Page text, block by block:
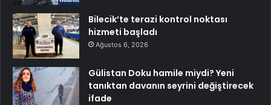
Bilecik’te terazi kontrol noktası
hizmeti başladı
Ağustos 6, 2026
Gülistan Doku hamile miydi? Yeni
tanıktan davanın seyrini değiştirecek
ifade